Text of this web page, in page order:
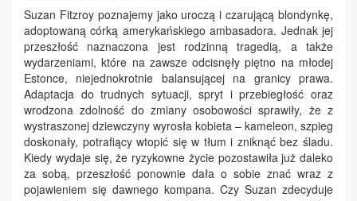
Suzan Fitzroy poznajemy jako uroczą i czarującą blondynkę,
adoptowaną córką amerykańskiego ambasadora. Jednak jej
przeszłość naznaczona jest rodzinną tragedią, a także
wydarzeniami, które na zawsze odcisnęły piętno na młodej
Estonce, niejednokrotnie balansującej na granicy prawa.
Adaptacja do trudnych sytuacji, spryt i przebiegłość oraz
wrodzona zdolność do zmiany osobowości sprawiły, że z
wystraszonej dziewczyny wyrosła kobieta – kameleon, szpieg
doskonały, potrafiący wtopić się w tłum i zniknąć bez śladu.
Kiedy wydaje się, że ryzykowne życie pozostawiła już daleko
za sobą, przeszłość ponownie dała o sobie znać wraz z
pojawieniem się dawnego kompana. Czy Suzan zdecyduje